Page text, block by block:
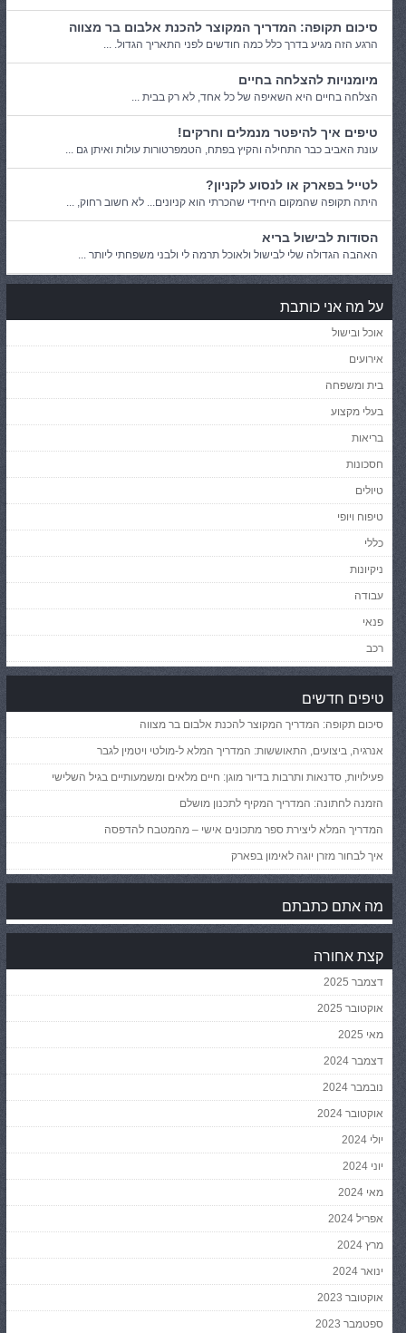
סיכום תקופה: המדריך המקוצר להכנת אלבום בר מצווה
הרגע הזה מגיע בדרך כלל כמה חודשים לפני התאריך הגדול. ...
מיומנויות להצלחה בחיים
הצלחה בחיים היא השאיפה של כל אחד, לא רק בבית ...
טיפים איך להיפטר מנמלים וחרקים!
עונת האביב כבר התחילה והקיץ בפתח, הטמפרטורות עולות ואיתן גם ...
לטייל בפארק או לנסוע לקניון?
היתה תקופה שהמקום היחידי שהכרתי הוא קניונים... לא חשוב רחוק, ...
הסודות לבישול בריא
האהבה הגדולה שלי לבישול ולאוכל תרמה לי ולבני משפחתי ליותר ...
על מה אני כותבת
אוכל ובישול
אירועים
בית ומשפחה
בעלי מקצוע
בריאות
חסכונות
טיולים
טיפוח ויופי
כללי
ניקיונות
עבודה
פנאי
רכב
טיפים חדשים
סיכום תקופה: המדריך המקוצר להכנת אלבום בר מצווה
אנרגיה, ביצועים, התאוששות: המדריך המלא ל-מולטי ויטמין לגבר
פעילויות, סדנאות ותרבות בדיור מוגן: חיים מלאים ומשמעותיים בגיל השלישי
הזמנה לחתונה: המדריך המקיף לתכנון מושלם
המדריך המלא ליצירת ספר מתכונים אישי – מהמטבח להדפסה
איך לבחור מזרן יוגה לאימון בפארק
מה אתם כתבתם
קצת אחורה
דצמבר 2025
אוקטובר 2025
מאי 2025
דצמבר 2024
נובמבר 2024
אוקטובר 2024
יולי 2024
יוני 2024
מאי 2024
אפריל 2024
מרץ 2024
ינואר 2024
אוקטובר 2023
ספטמבר 2023